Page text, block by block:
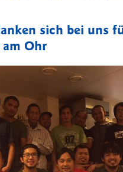
sich bei uns
Ohr